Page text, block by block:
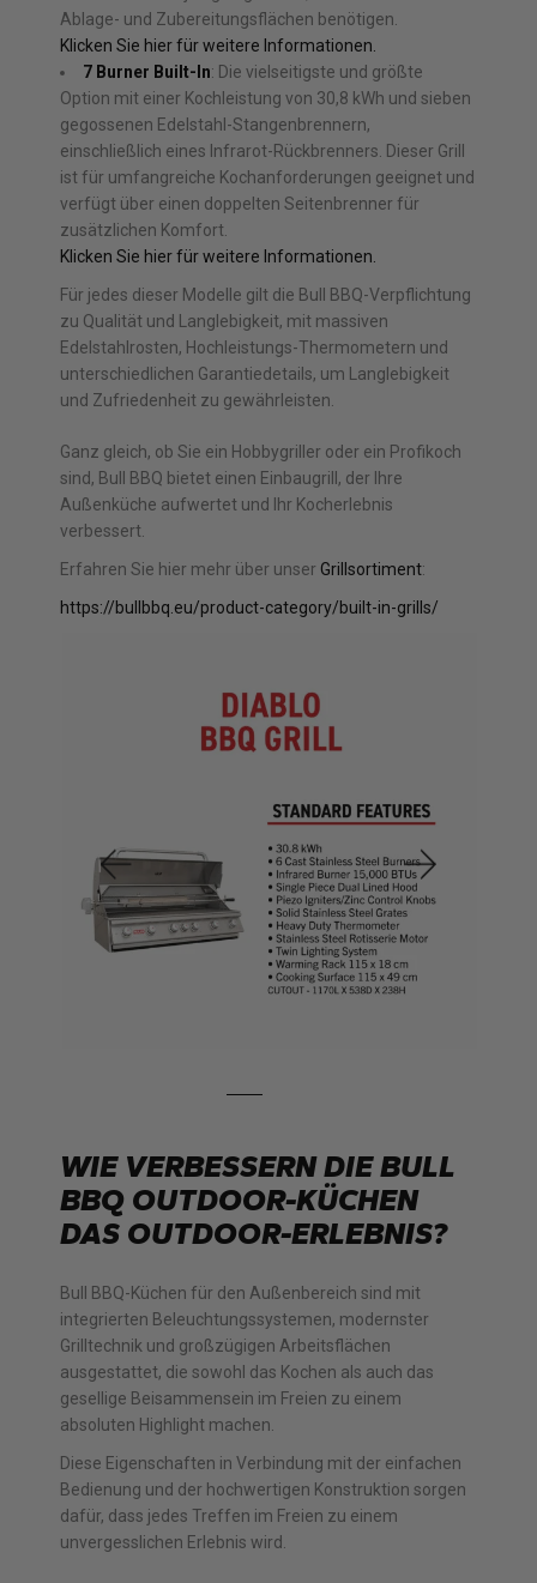
Ablage- und Zubereitungsflächen benötigen.
Klicken Sie hier für weitere Informationen.
7 Burner Built-In: Die vielseitigste und größte
Option mit einer Kochleistung von 30,8 kWh und sieben
gegossenen Edelstahl-Stangenbrennern,
einschließlich eines Infrarot-Rückbrenners. Dieser Grill
ist für umfangreiche Kochanforderungen geeignet und
verfügt über einen doppelten Seitenbrenner für
zusätzlichen Komfort.
Klicken Sie hier für weitere Informationen.
Für jedes dieser Modelle gilt die Bull BBQ-Verpflichtung
zu Qualität und Langlebigkeit, mit massiven
Edelstahlrosten, Hochleistungs-Thermometern und
unterschiedlichen Garantiedetails, um Langlebigkeit
und Zufriedenheit zu gewährleisten.
Ganz gleich, ob Sie ein Hobbygriller oder ein Profikoch
sind, Bull BBQ bietet einen Einbaugrill, der Ihre
Außenküche aufwertet und Ihr Kocherlebnis
verbessert.
Erfahren Sie hier mehr über unser Grillsortiment:
https://bullbbq.eu/product-category/built-in-grills/
WIE VERBESSERN DIE BULL
BBQ OUTDOOR-KÜCHEN
DAS OUTDOOR-ERLEBNIS?
Bull BBQ-Küchen für den Außenbereich sind mit
integrierten Beleuchtungssystemen, modernster
Grilltechnik und großzügigen Arbeitsflächen
ausgestattet, die sowohl das Kochen als auch das
gesellige Beisammensein im Freien zu einem
absoluten Highlight machen.
Diese Eigenschaften in Verbindung mit der einfachen
Bedienung und der hochwertigen Konstruktion sorgen
dafür, dass jedes Treffen im Freien zu einem
unvergesslichen Erlebnis wird.